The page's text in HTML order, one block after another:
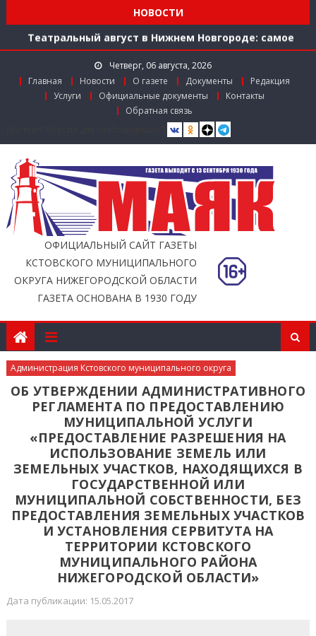
НОВОСТИ
ул. Рождественской: итоги совместной работы
Театральный август в Нижнем Новгороде: самое
время зарядиться искусством!
Доступ к лекарствам по федеральной льготе
Поддержка в региональном грантовом конкурсе
«Драйверы роста»
Заслуженный работник агропромышленного
комплекса
Мониторинг доступности городской среды на
ул. Рождественской: итоги совместной работы
Четверг, 06 августа, 2026
Главная
Новости О газете Документы
Редакция
Услуги
Официальные документы
Контакты
Обратная связь
ОФИЦИАЛЬНЫЙ САЙТ ГАЗЕТЫ
КСТОВСКОГО МУНИЦИПАЛЬНОГО
ОКРУГА НИЖЕГОРОДСКОЙ ОБЛАСТИ
ГАЗЕТА ОСНОВАНА В 1930 ГОДУ
Администрация Кстовского муниципального округа
ОБ УТВЕРЖДЕНИИ АДМИНИСТРАТИВНОГО
РЕГЛАМЕНТА ПО ПРЕДОСТАВЛЕНИЮ
МУНИЦИПАЛЬНОЙ УСЛУГИ
«ПРЕДОСТАВЛЕНИЕ РАЗРЕШЕНИЯ НА
ИСПОЛЬЗОВАНИЕ ЗЕМЕЛЬ ИЛИ
ЗЕМЕЛЬНЫХ УЧАСТКОВ, НАХОДЯЩИХСЯ В
ГОСУДАРСТВЕННОЙ ИЛИ
МУНИЦИПАЛЬНОЙ СОБСТВЕННОСТИ, БЕЗ
ПРЕДОСТАВЛЕНИЯ ЗЕМЕЛЬНЫХ УЧАСТКОВ
И УСТАНОВЛЕНИЯ СЕРВИТУТА НА
ТЕРРИТОРИИ КСТОВСКОГО
МУНИЦИПАЛЬНОГО РАЙОНА
НИЖЕГОРОДСКОЙ ОБЛАСТИ»
Дата публикации: 15.05.2017